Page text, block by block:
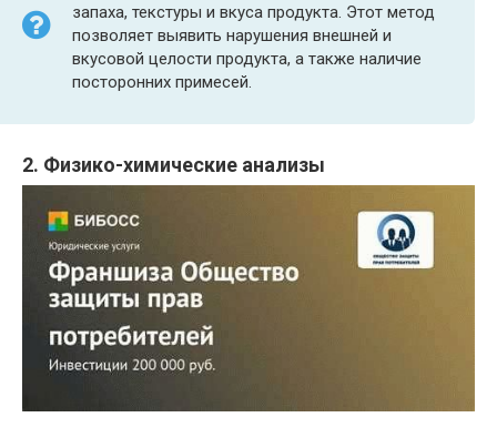
запаха, текстуры и вкуса продукта. Этот метод
позволяет выявить нарушения внешней и
вкусовой целости продукта, а также наличие
посторонних примесей.
2. Физико-химические анализы